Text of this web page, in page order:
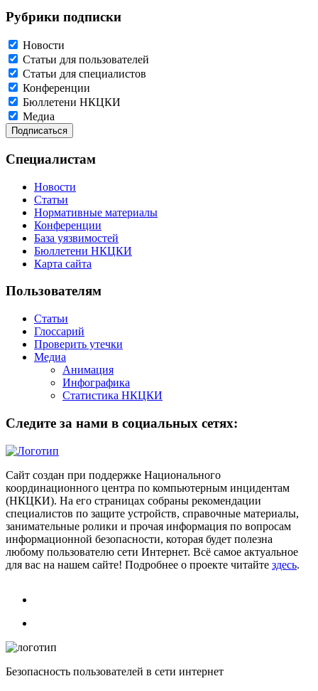
Рубрики подписки
Новости
Статьи для пользователей
Статьи для специалистов
Конференции
Бюллетени НКЦКИ
Медиа
Специалистам
Новости
Статьи
Нормативные материалы
Конференции
База уязвимостей
Бюллетени НКЦКИ
Карта сайта
Пользователям
Статьи
Глоссарий
Проверить утечки
Медиа
Анимация
Инфографика
Статистика НКЦКИ
Следите за нами в социальных сетях:
Сайт создан при поддержке Национального
координационного центра по компьютерным инцидентам
(НКЦКИ). На его страницах собраны рекомендации
специалистов по защите устройств, справочные материалы,
занимательные ролики и прочая информация по вопросам
информационной безопасности, которая будет полезна
любому пользователю сети Интернет. Всё самое актуальное
для вас на нашем сайте! Подробнее о проекте читайте здесь.
Безопасность пользователей в сети интернет